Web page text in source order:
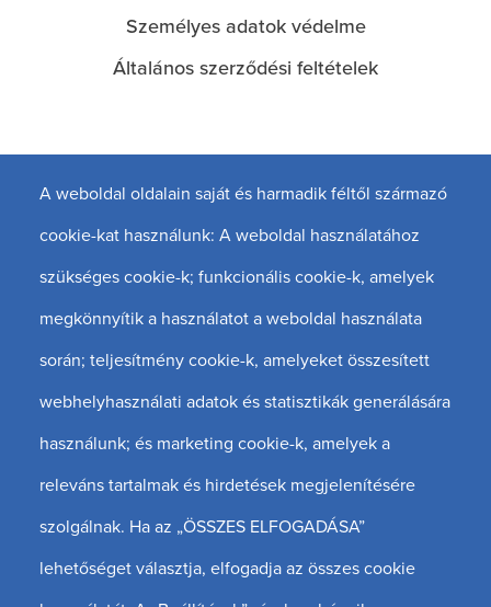
A weboldal oldalain saját és harmadik féltől származó
cookie-kat használunk: A weboldal használatához
szükséges cookie-k; funkcionális cookie-k, amelyek
megkönnyítik a használatot a weboldal használata
során; teljesítmény cookie-k, amelyeket összesített
webhelyhasználati adatok és statisztikák generálására
használunk; és marketing cookie-k, amelyek a
releváns tartalmak és hirdetések megjelenítésére
szolgálnak. Ha az „ÖSSZES ELFOGADÁSA”
lehetőséget választja, elfogadja az összes cookie
Személyes adatok védelme
Általános szerződési feltételek
AXIS-DENT Dunajská Streda
Veľkoblahovská cesta 1063/5
92901 Dunajská Streda
+421 948 303 124
info@axis-dent.eu